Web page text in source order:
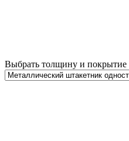
Выбрать толщину и покрытие